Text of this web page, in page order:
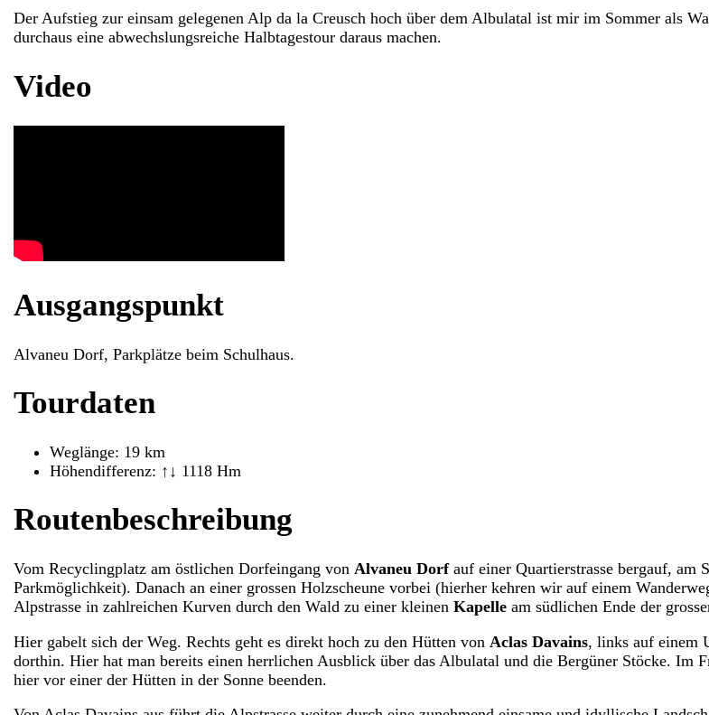
Der Aufstieg zur einsam gelegenen Alp da la Creusch hoch über dem Albulatal ist mir im Sommer als
durchaus eine abwechslungsreiche Halbtagestour daraus machen.
Video
Ausgangspunkt
Alvaneu Dorf, Parkplätze beim Schulhaus.
Tourdaten
Weglänge: 19 km
Höhendifferenz: ↑↓ 1118 Hm
Routenbeschreibung
Vom Recyclingplatz am östlichen Dorfeingang von Alvaneu Dorfauf einer Quartierstrasse bergauf, am
Parkmöglichkeit). Danach an einer grossen Holzscheune vorbei (hierher kehren wir auf einem
Alpstrasse in zahlreichen Kurven durch den Wald zu einer kleinenKapelle am südlichen Ende der
Hier gabelt sich der Weg. Rechts geht es direkt hoch zu den Hütten von Aclas Davains, links auf einem
dorthin. Hier hat man bereits einen herrlichen Ausblick über das Albulatal und die Bergüner Stöcke. Im
hier vor einer der Hütten in der Sonne beenden.